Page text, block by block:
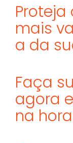
mais
a da
Faça
agora
na